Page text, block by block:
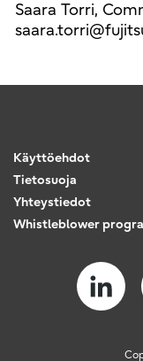
Saara Torri,
Käyttöehdot
Tietosuoja
Yhteystiedot
Whistleblower